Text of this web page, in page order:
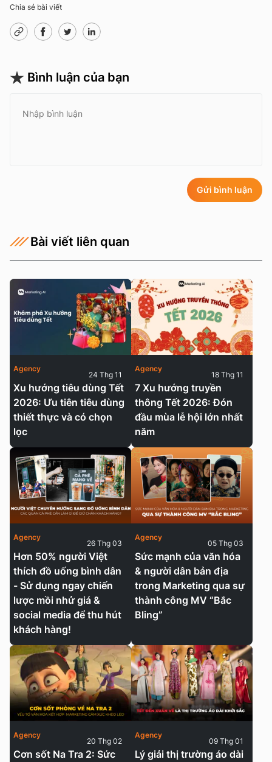
Chia sẻ bài viết
Bình luận của bạn
Gửi bình luận
Bài viết liên quan
Xu hướng tiêu dùng Tết
2026: Ưu tiên tiêu dùng
thiết thực và có chọn
lọc
Agency
24 Thg 11
7 Xu hướng truyền
thông Tết 2026: Đón
đầu mùa lễ hội lớn nhất
năm
Agency
18 Thg 11
Hơn 50% người Việt
thích đồ uống bình dân
- Sử dụng ngay chiến
lược mồi nhử giá &
social media để thu hút
khách hàng!
Agency
26 Thg 03
Sức mạnh của văn hóa
& người dân bản địa
trong Marketing qua sự
thành công MV “Bắc
Bling”
Agency
05 Thg 03
Cơn sốt Na Tra 2: Sức
Agency
20 Thg 02
Lý giải thị trường áo dài
Agency
09 Thg 01